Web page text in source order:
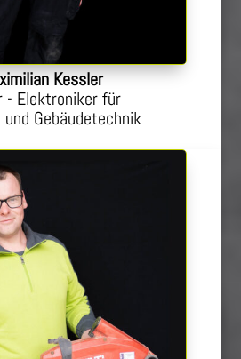
Kessler
- Elektroniker für
und Gebäudetechnik